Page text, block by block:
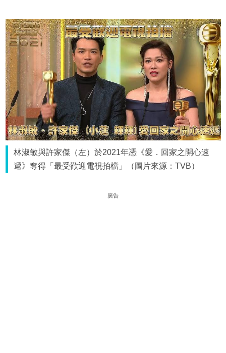
林淑敏與許家傑（左）於2021年憑《愛．回家之開心速
遞》奪得「最受歡迎電視拍檔」（圖片來源：TVB）
廣告